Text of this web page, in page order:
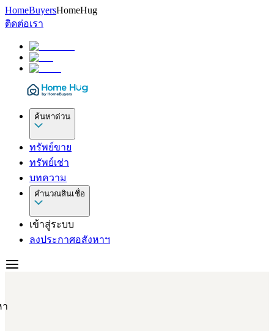
HomeBuyersHomeHug
ติดต่อเรา
ค้นหาด่วน
ทรัพย์ขาย
ทรัพย์เช่า
บทความ
คำนวณสินเชื่อ
เข้าสู่ระบบ
ลงประกาศอสังหาฯ